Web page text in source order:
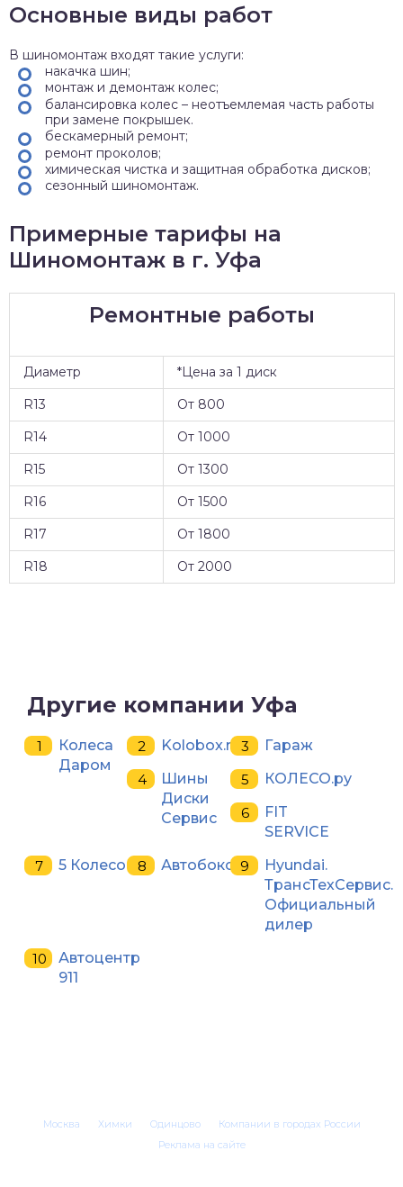
Основные виды работ
В шиномонтаж входят такие услуги:
накачка шин;
монтаж и демонтаж колес;
балансировка колес – неотъемлемая часть работы
при замене покрышек.
бескамерный ремонт;
ремонт проколов;
химическая чистка и защитная обработка дисков;
сезонный шиномонтаж.
Примерные тарифы на
Шиномонтаж в г. Уфа
Ремонтные работы
Диаметр
*Цена за 1 диск
R13
От 800
R14
От 1000
R15
От 1300
R16
От 1500
R17
От 1800
R18
От 2000
Другие компании Уфа
Колеса
Даром
Kolobox.ru
Гараж
Шины
Диски
Сервис
КОЛЕСО.ру
FIT
SERVICE
5 Колесо
Автобокс
Hyundai.
ТрансТехСервис.
Официальный
дилер
Автоцентр
911
Москва Химки Одинцово
Компании в городах России
Реклама на сайте